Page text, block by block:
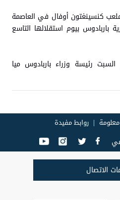
كنسينغتون أوفال في العاصمة
باربادوس بيوم استقلالها التاسع
رئيسة وزراء باربادوس ميا
روابط مفيدة
الاتصال